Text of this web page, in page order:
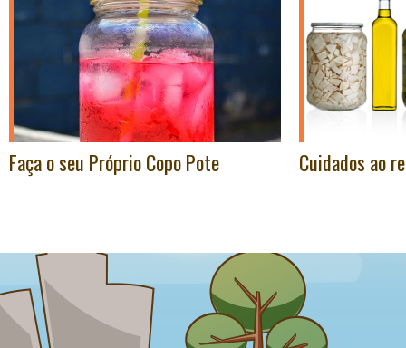
Faça o seu Próprio Copo Pote Cuidados ao